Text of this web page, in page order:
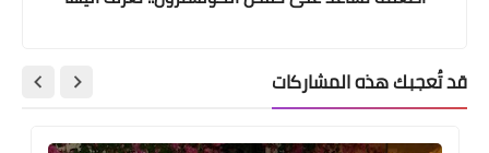
قد تُعجبك هذه المشاركات